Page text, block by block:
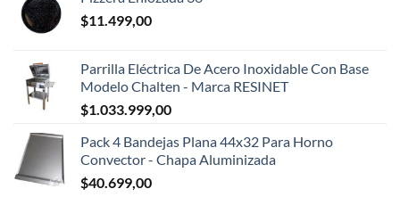
$11.499,00
Parrilla Eléctrica De Acero Inoxidable Con Base
Modelo Chalten - Marca RESINET
$1.033.999,00
Pack 4 Bandejas Plana 44x32 Para Horno
Convector - Chapa Aluminizada
$40.699,00